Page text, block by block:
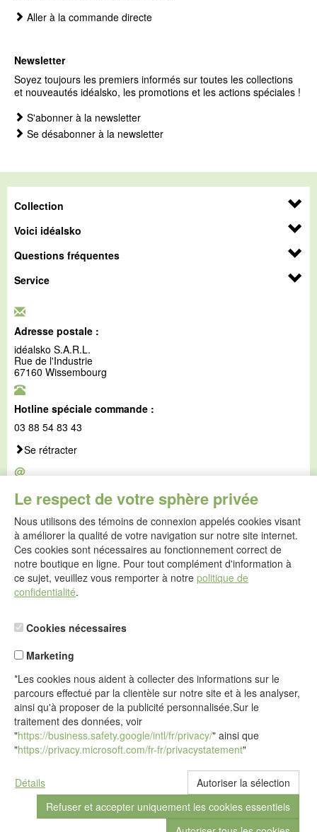
Le respect de votre sphère privée
Nous utilisons des témoins de connexion appelés cookies visant
à améliorer la qualité de votre navigation sur notre site internet.
Ces cookies sont nécessaires au fonctionnement correct de
notre boutique en ligne. Pour tout complément d'information à
ce sujet, veuillez vous remporter à notre politique de
confidentialité.
Cookies nécessaires
Marketing
*Les cookies nous aident à collecter des informations sur le
parcours effectué par la clientèle sur notre site et à les analyser,
ainsi qu'à proposer de la publicité personnalisée.Sur le
traitement des données, voir
"https://business.safety.google/intl/fr/privacy/" ainsi que
"https://privacy.microsoft.com/fr-fr/privacystatement"
Détails
Aller à la commande directe
Newsletter
Soyez toujours les premiers informés sur toutes les collections
et nouveautés idéalsko, les promotions et les actions spéciales !
S'abonner à la newsletter
Se désabonner à la newsletter
Collection
Voici idéalsko
Questions fréquentes
Service
Adresse postale :
idéalsko S.A.R.L.
Rue de l'Industrie
67160 Wissembourg
Hotline spéciale commande :
03 88 54 83 43
Se rétracter
@
service@idealsko.fr
@
Formulaire de contact
Aller au formulaire de contact
© Sous réserve de modifications par idéalsko S.A.R.L.